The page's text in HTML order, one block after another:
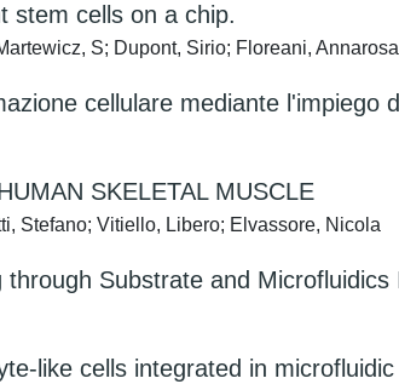
stem cells on a chip.
S; Dupont, Sirio; Floreani,
cellulare mediante l'impiego
SKELETAL MUSCLE
Stefano; Vitiello, Libero; Elvassore, Nicola
Substrate and Microfluidics
like cells integrated in